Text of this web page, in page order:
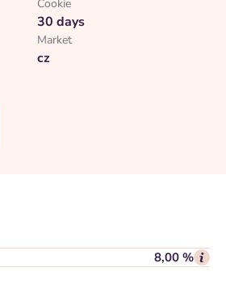
Cookie
30 days
Market
cz
8,00 %